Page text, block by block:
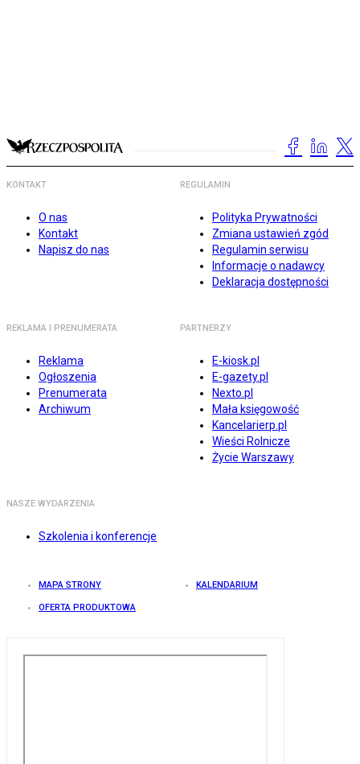
KONTAKT
O nas
Kontakt
Napisz do nas
REGULAMIN
Polityka Prywatności
Zmiana ustawień zgód
Regulamin serwisu
Informacje o nadawcy
Deklaracja dostępności
REKLAMA I PRENUMERATA
Reklama
Ogłoszenia
Prenumerata
Archiwum
PARTNERZY
E-kiosk.pl
E-gazety.pl
Nexto.pl
Mała księgowość
Kancelarierp.pl
Wieści Rolnicze
Życie Warszawy
NASZE WYDARZENIA
Szkolenia i konferencje
MAPA STRONY KALENDARIUM
OFERTA PRODUKTOWA